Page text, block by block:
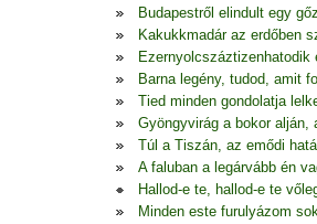
Budapestről elindult egy
Kakukkmadár az erdőben
Ezernyolcszáztizenhatodik
Barna legény, tudod, amit
Tied minden gondolatja
Gyöngyvirág a bokor alján,
Túl a Tiszán, az emődi
A faluban a legárvább én
Hallod-e te, hallod-e te
Minden este furulyázom